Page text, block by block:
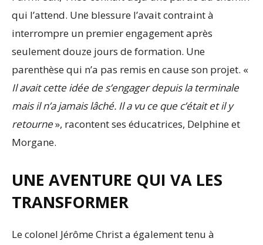
qui l’attend. Une blessure l’avait contraint à
interrompre un premier engagement après
seulement douze jours de formation. Une
parenthèse qui n’a pas remis en cause son projet. «
Il avait cette idée de s’engager depuis la terminale
mais il n’a jamais lâché. Il a vu ce que c’était et il y
retourne», racontent ses éducatrices, Delphine et
Morgane.
UNE AVENTURE QUI VA LES
TRANSFORMER
Le colonel Jérôme Christ a également tenu à